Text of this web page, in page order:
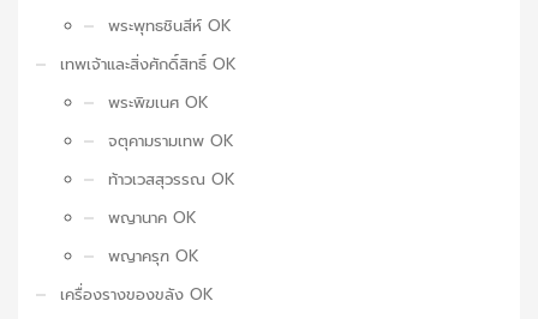
พระพุทธชินสีห์ OK
เทพเจ้าและสิ่งศักดิ์สิทธิ์ OK
พระพิฆเนศ OK
จตุคามรามเทพ OK
ท้าวเวสสุวรรณ OK
พญานาค OK
พญาครุฑ OK
เครื่องรางของขลัง OK